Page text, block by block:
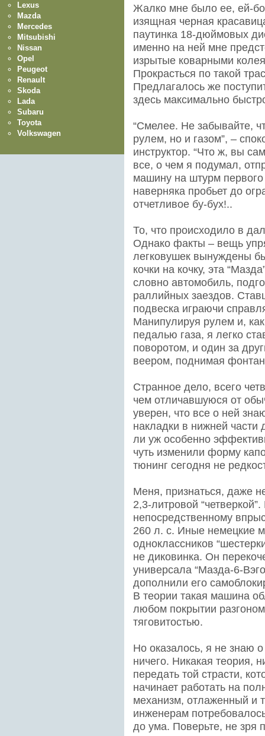
Жалко мне было ее, ей-
изящная черная
паутинка 18-дюймовых
именно на ней мне
изрытые коварными
Прокрасться по такой
Предлагалось же
здесь максимально
“Смелее. Не забывайте,
рулем, но и газом”, –
инструктор. “Что ж, вы
все, о чем я подумал,
машину на штурм
наверняка пробьет до
отчетливое бу-бух!..
То, что происходило в
Однако факты – вещь
легковушек вынуждены
кочки на кочку, эта
словно автомобиль,
раллийных заездов.
подвеска играючи
Манипулируя рулем и,
педалью газа, я легко
поворотом, и один за
веером, поднимая
Странное дело, всего
чем отличавшуюся от
уверен, что все о ней
накладки в нижней
ли уж особенно
чуть изменили форму
тюнинг сегодня не
Меня, признаться, даже
2,3-литровой
непосредственному
260 л. с. Иные немецкие
одноклассников
не диковинка. Он
универсала “Мазда-6-
дополнили его
В теории такая машина
любом покрытии
тяговитостью.
Но оказалось, я не знаю
ничего. Никакая теория,
передать той страсти,
начинает работать на
механизм, отлаженный и
инженерам
до ума. Поверьте, не зря
Lexus
Mazda
Mercedes
Mitsubishi
Nissan
Opel
Peugeot
Renault
Skoda
Lada
Subaru
Toyota
Volkswagen